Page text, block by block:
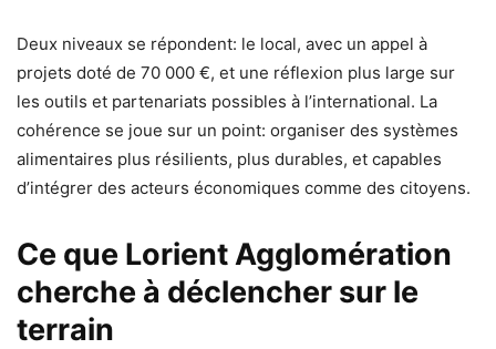
Deux niveaux se répondent: le local, avec un appel à
projets doté de 70 000 €, et une réflexion plus large sur
les outils et partenariats possibles à l’international. La
cohérence se joue sur un point: organiser des systèmes
alimentaires plus résilients, plus durables, et capables
d’intégrer des acteurs économiques comme des citoyens.
Ce que Lorient Agglomération
cherche à déclencher sur le
terrain